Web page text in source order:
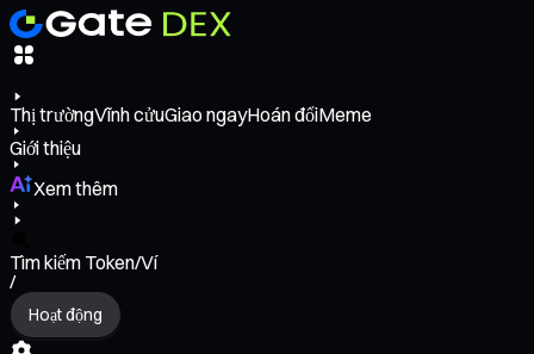
Thị trườngVĩnh cửuGiao ngayHoán đổiMeme
Giới thiệu
Xem thêm
Tìm kiếm Token/Ví
/
Hoạt động